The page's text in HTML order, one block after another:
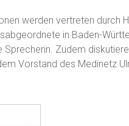
werden vertreten durch
in Baden-
Zudem
Vorstand des Medinetz